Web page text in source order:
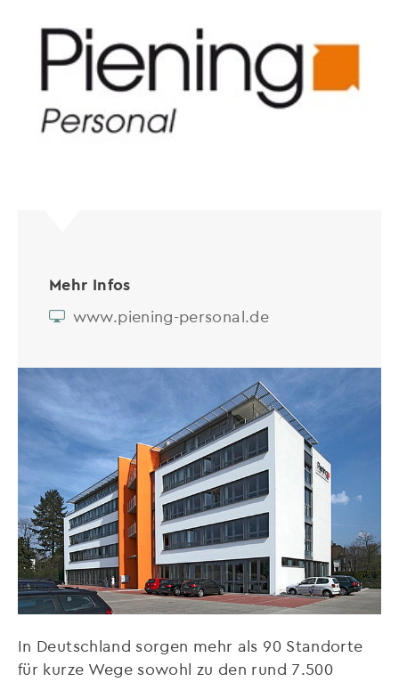
Mehr Infos
www.piening-personal.de
In Deutschland sorgen mehr als 90 Standorte
für kurze Wege sowohl zu den rund 7.500